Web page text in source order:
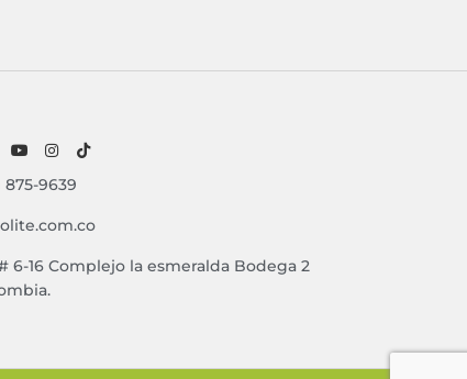
875-9639
6-16 Complejo la esmeralda Bodega 2